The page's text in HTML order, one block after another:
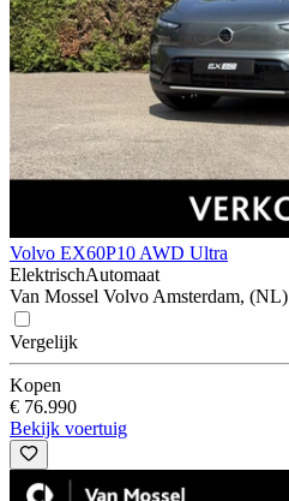
Volvo EX60P10 AWD Ultra
ElektrischAutomaat
Van Mossel Volvo Amsterdam, (NL)
Vergelijk
Kopen
€ 76.990
Bekijk voertuig